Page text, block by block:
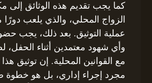
كما يجب تقديم هذه الوثائق إلى
الزواج المحلي، والذي يلعب
عملية التوثيق. بعد ذلك، يجب
وأي شهود معتمدين أثناء الحفل،
مع القوانين المحلية. إن توثيق
مجرد إجراء إداري، بل هو خطوة